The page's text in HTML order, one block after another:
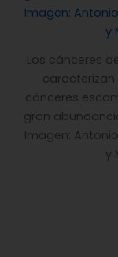
Los cánceres
cánceres
gran
Imagen:
y